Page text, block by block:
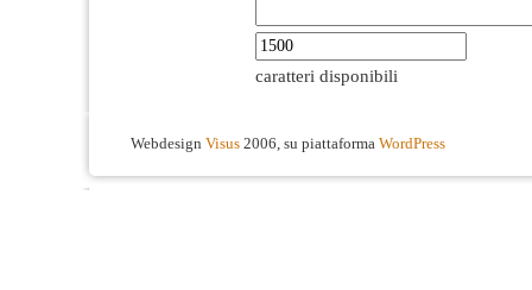
caratteri disponibili
Webdesign Visus 2006, su piattaforma WordPress